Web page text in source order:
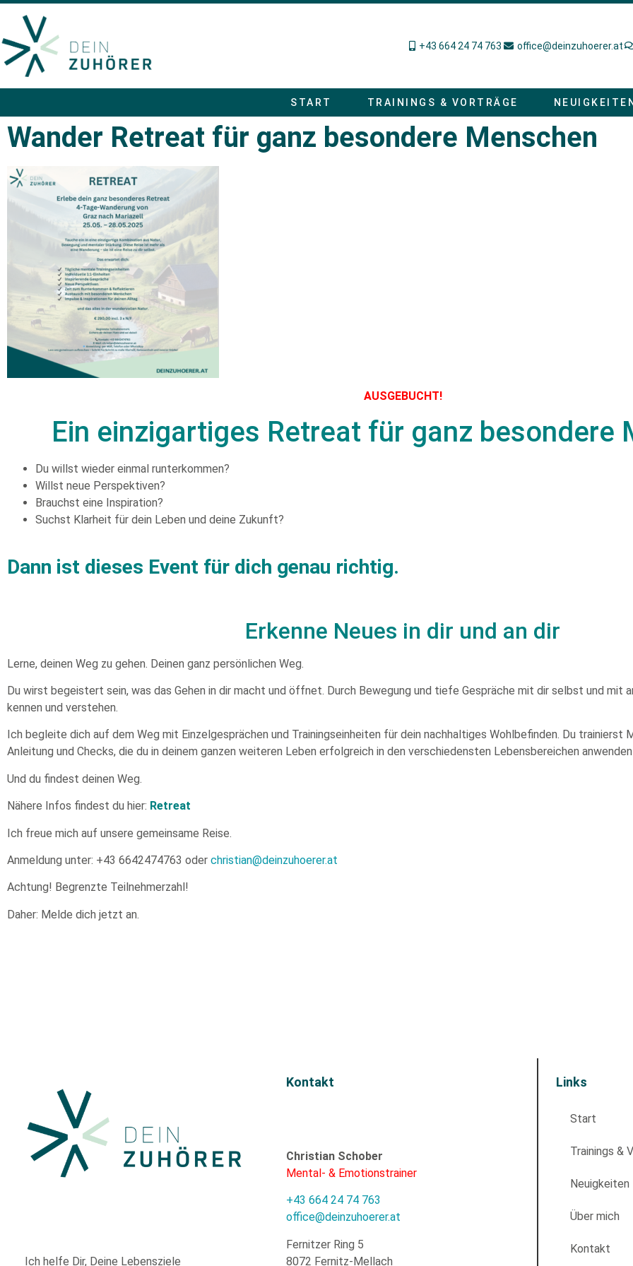
+43 664 24 74 763 office@deinzuhoerer.at
START TRAININGS & VORTRÄGE NEUIGKEITEN
Wander Retreat für ganz besondere Menschen
AUSGEBUCHT!
Ein einzigartiges Retreat für ganz besondere
Du willst wieder einmal runterkommen?
Willst neue Perspektiven?
Brauchst eine Inspiration?
Suchst Klarheit für dein Leben und deine Zukunft?
Dann ist dieses Event für dich genau richtig.
Erkenne Neues in dir und an dir
Lerne, deinen Weg zu gehen. Deinen ganz persönlichen Weg.
Du wirst begeistert sein, was das Gehen in dir macht und öffnet. Durch Bewegung und tiefe Gespräche mit dir selbst und mit
kennen und verstehen.
Ich begleite dich auf dem Weg mit Einzelgesprächen und Trainingseinheiten für dein nachhaltiges Wohlbefinden. Du trainierst
Anleitung und Checks, die du in deinem ganzen weiteren Leben erfolgreich in den verschiedensten Lebensbereichen
Und du findest deinen Weg.
Nähere Infos findest du hier: Retreat
Ich freue mich auf unsere gemeinsame Reise.
Anmeldung unter: +43 6642474763 oder christian@deinzuhoerer.at
Achtung! Begrenzte Teilnehmerzahl!
Daher: Melde dich jetzt an.
Ich helfe Dir, Deine Lebensziele
Kontakt
Christian Schober
Mental- & Emotionstrainer
+43 664 24 74 763
office@deinzuhoerer.at
Fernitzer Ring 5
8072 Fernitz-Mellach
Links
Start
Trainings &
Neuigkeiten
Über mich
Kontakt